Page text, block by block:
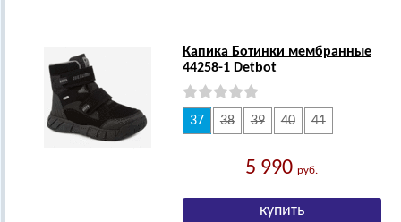
Капика Ботинки мембранные
44258-1 Detbot
37 38 39 40 41
5 990руб.